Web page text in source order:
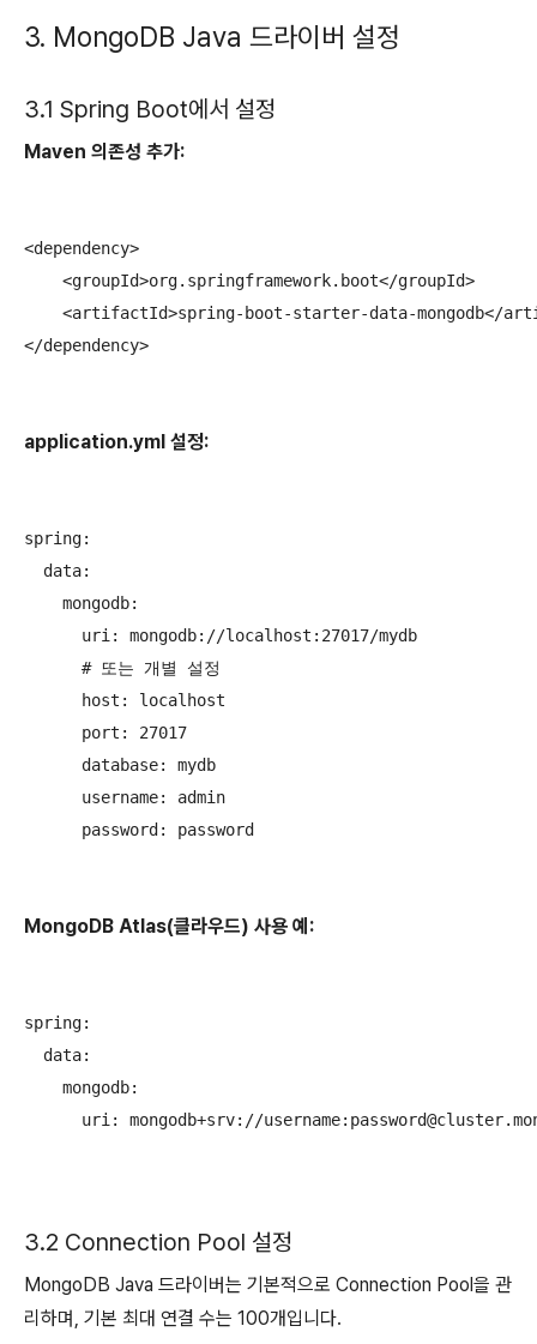
3. MongoDB Java 드라이버 설정
3.1 Spring Boot에서 설정
Maven 의존성 추가:
<dependency>
    <groupId>org.springframework.boot</groupId>
<artifactId>spring-boot-starter-data-mongodb</
</dependency>
application.yml 설정:
spring:
  data:
    mongodb:
      uri: mongodb://localhost:27017/mydb
      # 또는 개별 설정
      host: localhost
      port: 27017
      database: mydb
      username: admin
      password: password
MongoDB Atlas(클라우드) 사용 예:
spring:
  data:
    mongodb:
uri: mongodb+srv://
3.2 Connection Pool 설정
MongoDB Java 드라이버는 기본적으로 Connection Pool을 관
리하며, 기본 최대 연결 수는 100개입니다.